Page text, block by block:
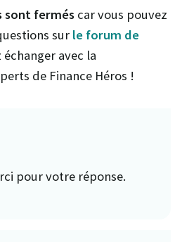
sont fermés car vous pouvez
sur le forum de
échanger avec la
de Finance Héros !
pour votre réponse.